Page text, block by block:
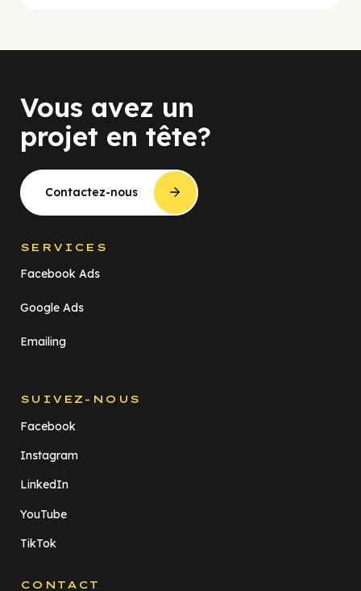
Vous avez un
projet en tête?
Contactez-nous
SERVICES
Facebook Ads
Google Ads
Emailing
SUIVEZ-NOUS
Facebook
Instagram
LinkedIn
YouTube
TikTok
CONTACT